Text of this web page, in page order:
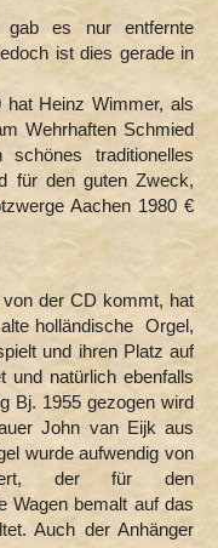
gab es nur entfernte
ist dies gerade in
Heinz Wimmer, als
Wehrhaften Schmied
traditionelles
für den guten Zweck,
Aachen 1980 €
der CD kommt, hat
holländische Orgel,
und ihren Platz auf
und natürlich ebenfalls
Bj. 1955 gezogen wird
John van Eijk aus
wurde aufwendig von
der für den
Wagen bemalt auf das
Auch der Anhänger